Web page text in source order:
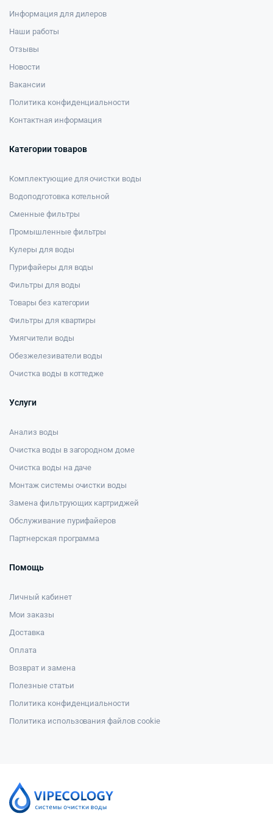
Информация для дилеров
Наши работы
Отзывы
Новости
Вакансии
Политика конфиденциальности
Контактная информация
Категории товаров
Комплектующие для очистки воды
Водоподготовка котельной
Сменные фильтры
Промышленные фильтры
Кулеры для воды
Пурифайеры для воды
Фильтры для воды
Товары без категории
Фильтры для квартиры
Умягчители воды
Обезжелезиватели воды
Очистка воды в коттедже
Услуги
Анализ воды
Очистка воды в загородном доме
Очистка воды на даче
Монтаж системы очистки воды
Замена фильтрующих картриджей
Обслуживание пурифайеров
Партнерская программа
Помощь
Личный кабинет
Мои заказы
Доставка
Оплата
Возврат и замена
Полезные статьи
Политика конфиденциальности
Политика использования файлов cookie